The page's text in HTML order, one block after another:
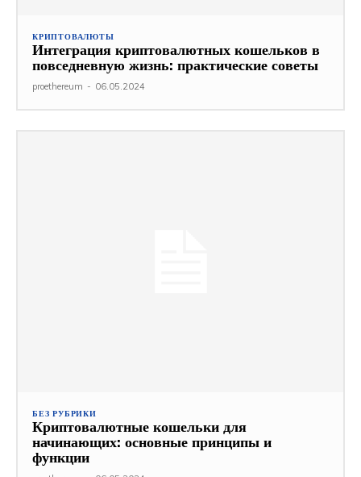
КРИПТОВАЛЮТЫ
Интеграция криптовалютных кошельков в
повседневную жизнь: практические советы
proethereum - 06.05.2024
БЕЗ РУБРИКИ
Криптовалютные кошельки для
начинающих: основные принципы и
функции